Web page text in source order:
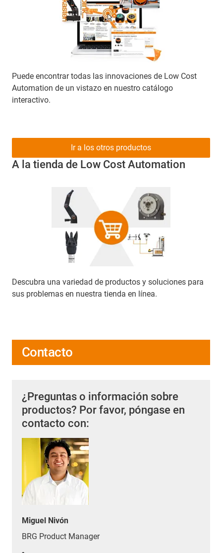
Puede encontrar todas las innovaciones de Low Cost
Automation de un vistazo en nuestro catálogo
interactivo.
A la tienda de Low Cost Automation
Descubra una variedad de productos y soluciones para
sus problemas en nuestra tienda en línea.
Ir a los otros productos
Contacto
¿Preguntas o información sobre
productos? Por favor, póngase en
contacto con:
Miguel Nivón
BRG Product Manager